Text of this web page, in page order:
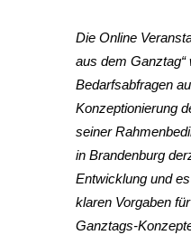
Die Online
aus dem
Bedarfsabfragen
Konzeptionierung
seiner
in Brandenburg
Entwicklung und
klaren Vorgaben
Ganztags-